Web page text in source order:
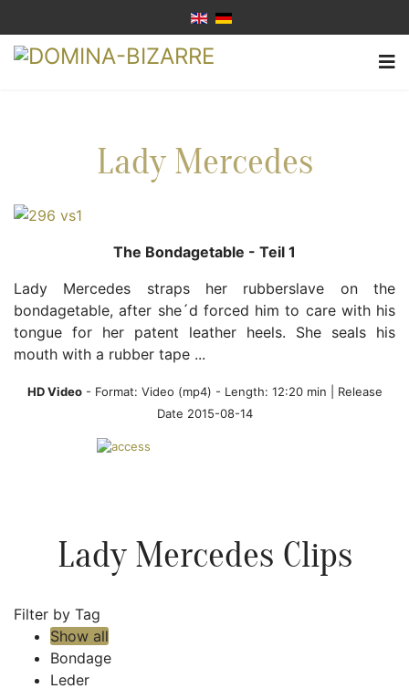
Lady Mercedes
The Bondagetable - Teil 1
Lady Mercedes straps her rubberslave on the
bondagetable, after she´d forced him to care with his
tongue for her patent leather heels. She seals his
mouth with a rubber tape ...
HD Video- Format: Video (mp4) - Length: 12:20 min | Release
Date 2015-08-14
Lady Mercedes Clips
Filter by Tag
Show all
Bondage
Leder